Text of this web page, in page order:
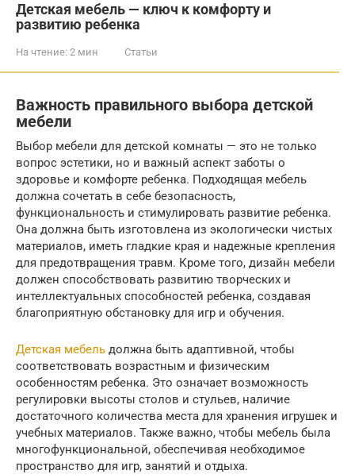
Детская мебель — ключ к комфорту и
развитию ребенка
На чтение: 2 мин Статьи
Важность правильного выбора детской
мебели
Выбор мебели для детской комнаты — это не только
вопрос эстетики, но и важный аспект заботы о
здоровье и комфорте ребенка. Подходящая мебель
должна сочетать в себе безопасность,
функциональность и стимулировать развитие ребенка.
Она должна быть изготовлена из экологически чистых
материалов, иметь гладкие края и надежные крепления
для предотвращения травм. Кроме того, дизайн мебели
должен способствовать развитию творческих и
интеллектуальных способностей ребенка, создавая
благоприятную обстановку для игр и обучения.
Детская мебель должна быть адаптивной, чтобы
соответствовать возрастным и физическим
особенностям ребенка. Это означает возможность
регулировки высоты столов и стульев, наличие
достаточного количества места для хранения игрушек и
учебных материалов. Также важно, чтобы мебель была
многофункциональной, обеспечивая необходимое
пространство для игр, занятий и отдыха.